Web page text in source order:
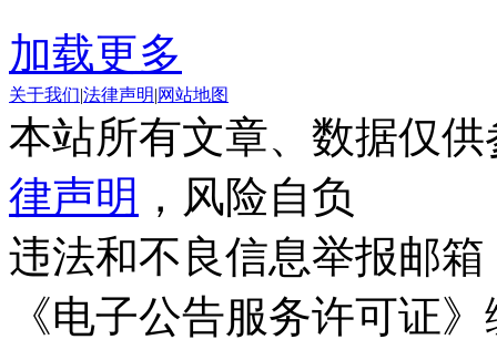
加载更多
关于我们|法律声明|网站地图
本站所有文章、数据仅
律声明 ，风险自负
违法和不良信息举报邮箱
《电子公告服务许可证